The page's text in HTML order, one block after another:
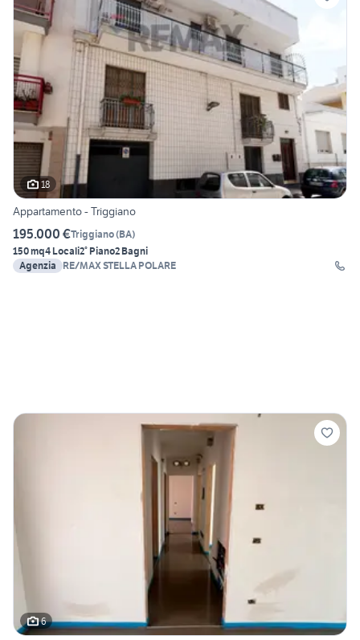
18
Appartamento - Triggiano
195.000 €Triggiano(BA)
150 mq4 Locali2° Piano2 Bagni
Agenzia
RE/MAX STELLA POLARE
6